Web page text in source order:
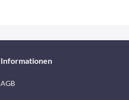
Informationen
AGB